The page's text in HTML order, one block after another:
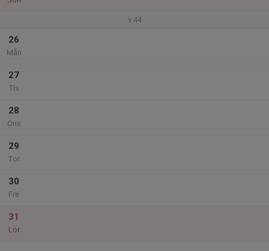
v.44
26
Mån
27
Tis
28
Ons
29
Tor
30
Fre
31
Lör